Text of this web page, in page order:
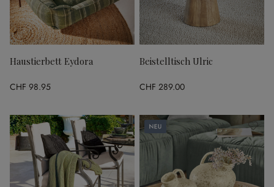
Haustierbett Eydora
CHF 98.95
Beistelltisch Ulric
CHF 289.00
Neu